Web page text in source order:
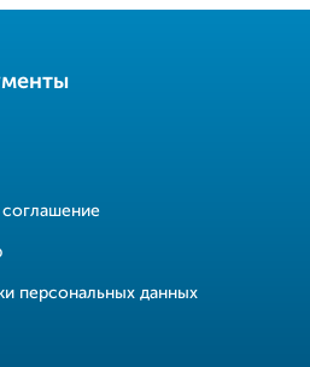
соглашение
персональных данных